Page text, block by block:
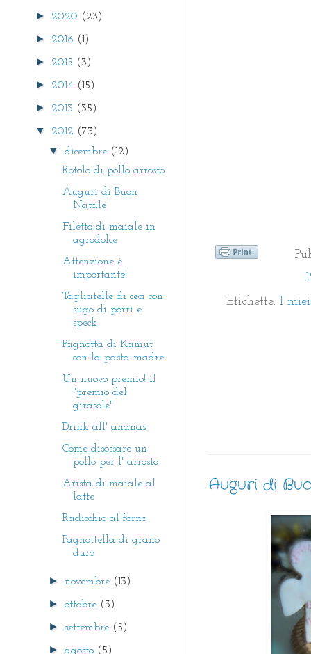
Etichette: I
Auguri di
► 2020 (23)
► 2016 (1)
► 2015 (3)
► 2014 (15)
► 2013 (35)
▼ 2012 (73)
▼dicembre (12)
Rotolo di pollo arrosto
Auguri di Buon
Natale
Filetto di maiale in
agrodolce
Attenzione è
importante!
Tagliatelle di ceci con
sugo di porri e
speck
Pagnotta di Kamut
con la pasta madre
Un nuovo premio! il
"premio del
girasole"
Drink all' ananas
Come disossare un
pollo per l' arrosto
Arista di maiale al
latte
Radicchio al forno
Pagnottella di grano
duro
► novembre (13)
►ottobre (3)
► settembre (5)
►agosto (5)